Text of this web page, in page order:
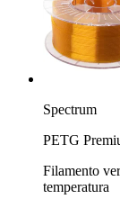
Spectrum
PETG
Filamento
temperatura